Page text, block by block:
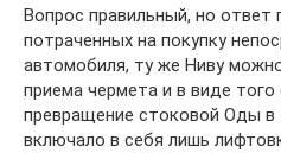
Вопрос правильный, но ответ
потраченных на покупку
автомобиля, ту же Ниву
приема чермета и в виде
превращение стоковой Оды в
включало в себя лишь